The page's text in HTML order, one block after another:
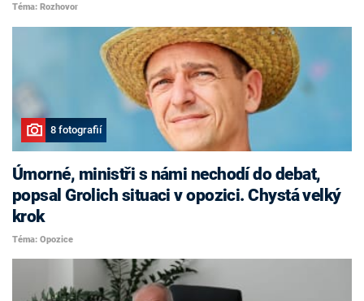
Téma: Rozhovor
8 fotografií
Úmorné, ministři s námi nechodí do debat,
popsal Grolich situaci v opozici. Chystá velký
krok
Téma: Opozice